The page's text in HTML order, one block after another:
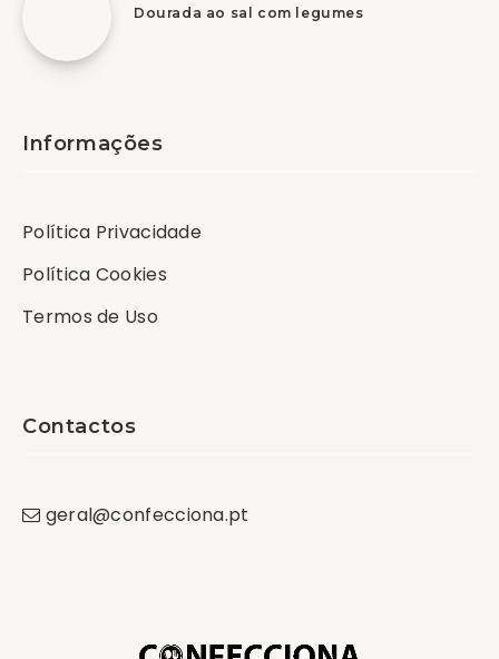
Dourada ao sal com legumes
Informações
Política Privacidade
Política Cookies
Termos de Uso
Contactos
geral@confecciona.pt